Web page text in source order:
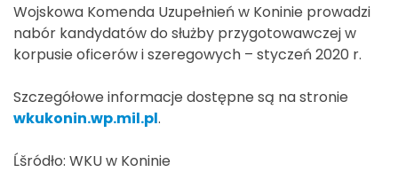
Wojskowa Komenda Uzupełnień w Koninie prowadzi
nabór kandydatów do służby przygotowawczej w
korpusie oficerów i szeregowych – styczeń 2020 r.
Szczegółowe informacje dostępne są na stronie
wkukonin.wp.mil.pl.
Ĺšródło: WKU w Koninie